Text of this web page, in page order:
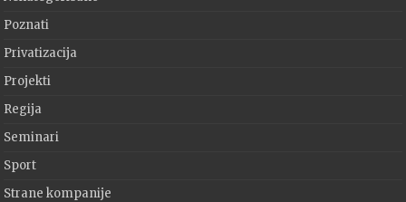
Poznati
Privatizacija
Projekti
Regija
Seminari
Sport
Strane kompanije